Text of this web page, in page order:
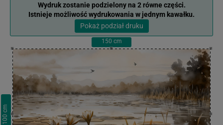
Wydruk zostanie podzielony na 2 równe części.
Istnieje możliwość wydrukowania w jednym kawałku.
Pokaż podział druku
150 cm
100
cm